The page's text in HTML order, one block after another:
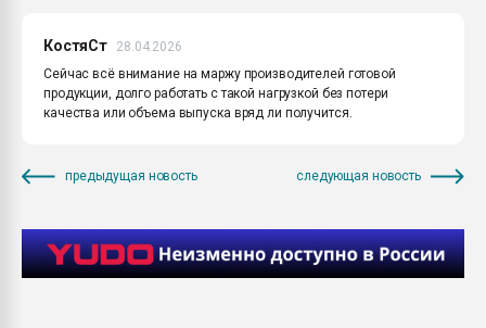
КостяCт
28.04.2026
Сейчас всё внимание на маржу производителей готовой
продукции, долго работать с такой нагрузкой без потери
качества или объема выпуска вряд ли получится.
предыдущая новость следующая новость